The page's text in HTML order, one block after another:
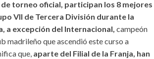
torneo oficial, participan los 8 mejores
VII de Tercera División durante la
a excepción del Internacional, campeón
madrileño que ascendió este curso a
que, aparte del Filial de la Franja, han